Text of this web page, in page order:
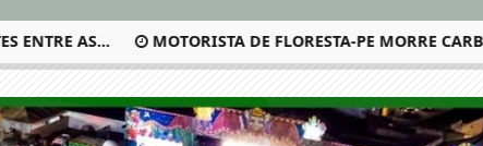
AS... MOTORISTA DE FLORESTA-PE MORRE